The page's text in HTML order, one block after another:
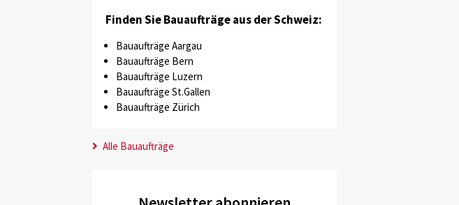
Finden Sie Bauaufträge aus der Schweiz:
Bauaufträge Aargau
Bauaufträge Bern
Bauaufträge Luzern
Bauaufträge St.Gallen
Bauaufträge Zürich
Alle Bauaufträge